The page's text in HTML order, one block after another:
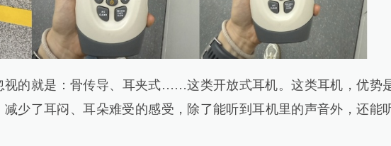
的就是：骨传导、耳夹式……这类开放式耳机。这类耳机，优势
少了耳闷、耳朵难受的感受，除了能听到耳机里的声音外，还能